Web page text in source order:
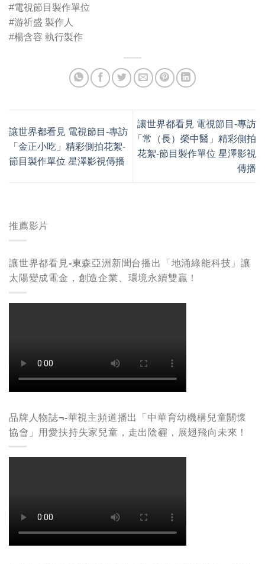
推薦影片
讓世界都看見-東森亞洲新聞台播出「地涌綠能科技」讓
太陽變成電金，創造企業、環境永續雙贏！
品牌人物誌¬-華視主頻道播出「中華育幼機構兒童關懷
協會」用愛扶持失家兒童，走出陰霾，展翅飛向未來！
#電視節目製作單位
#游祈盛 製作人
#楊含容 執行製作
讓世界都看見 電視節目-專訪
「金正小吃」精彩側拍花絮-
節目製作單位 星澤影視傳播
讓世界都看見 電視節目-專訪
「常（長）榮中醫」精彩側拍
花絮-節目製作單位 星澤影視
傳播